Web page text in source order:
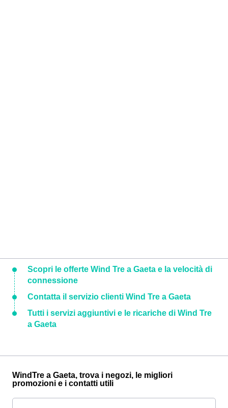
Scopri le offerte Wind Tre a Gaeta e la velocità di
connessione
Contatta il servizio clienti Wind Tre a Gaeta
Tutti i servizi aggiuntivi e le ricariche di Wind Tre
a Gaeta
WindTre a Gaeta, trova i negozi, le migliori
promozioni e i contatti utili